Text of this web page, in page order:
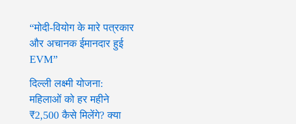
“मोदी-वियोग के मारे पत्रकार
और अचानक ईमानदार हुई
EVM”
दिल्ली लक्ष्मी योजना:
महिलाओं को हर महीने
₹2,500 कैसे मिलेंगे? क्या